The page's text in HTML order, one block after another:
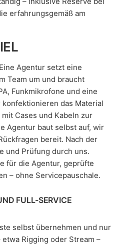
erfahrungsgemäß am
Agentur setzt eine
Team um und braucht
Funkmikrofone und eine
konfektionieren das Material
Cases und Kabeln zur
Agentur baut selbst auf, wir
bereit. Nach der
und Prüfung durch uns.
für die Agentur, geprüfte
– ohne Servicepauschale.
FULL-SERVICE
selbst übernehmen und nur
Rigging oder Stream –